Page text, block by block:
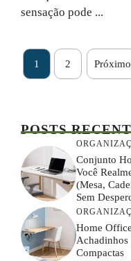
sensação pode ...
1 2 Próximo
POSTS
Conjunto
Você
(mesa,
Sem
Home
Achadinhos
Compactas